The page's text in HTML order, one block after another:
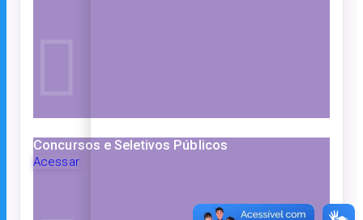
Concursos e Seletivos Públicos
Acessar